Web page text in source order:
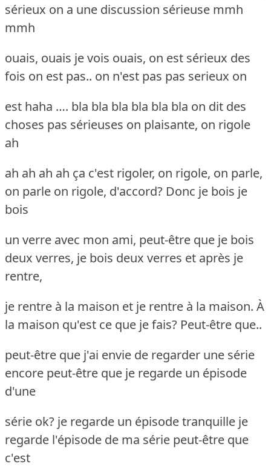
sérieux on a une discussion sérieuse mmh
mmh
ouais, ouais je vois ouais, on est sérieux des
fois on est pas.. on n'est pas pas serieux on
est haha …. bla bla bla bla bla bla on dit des
choses pas sérieuses on plaisante, on rigole
ah
ah ah ah ah ça c'est rigoler, on rigole, on parle,
on parle on rigole, d'accord? Donc je bois je
bois
un verre avec mon ami, peut-être que je bois
deux verres, je bois deux verres et après je
rentre,
je rentre à la maison et je rentre à la maison. À
la maison qu'est ce que je fais? Peut-être que..
peut-être que j'ai envie de regarder une série
encore peut-être que je regarde un épisode
d'une
série ok? je regarde un épisode tranquille je
regarde l'épisode de ma série peut-être que
c'est